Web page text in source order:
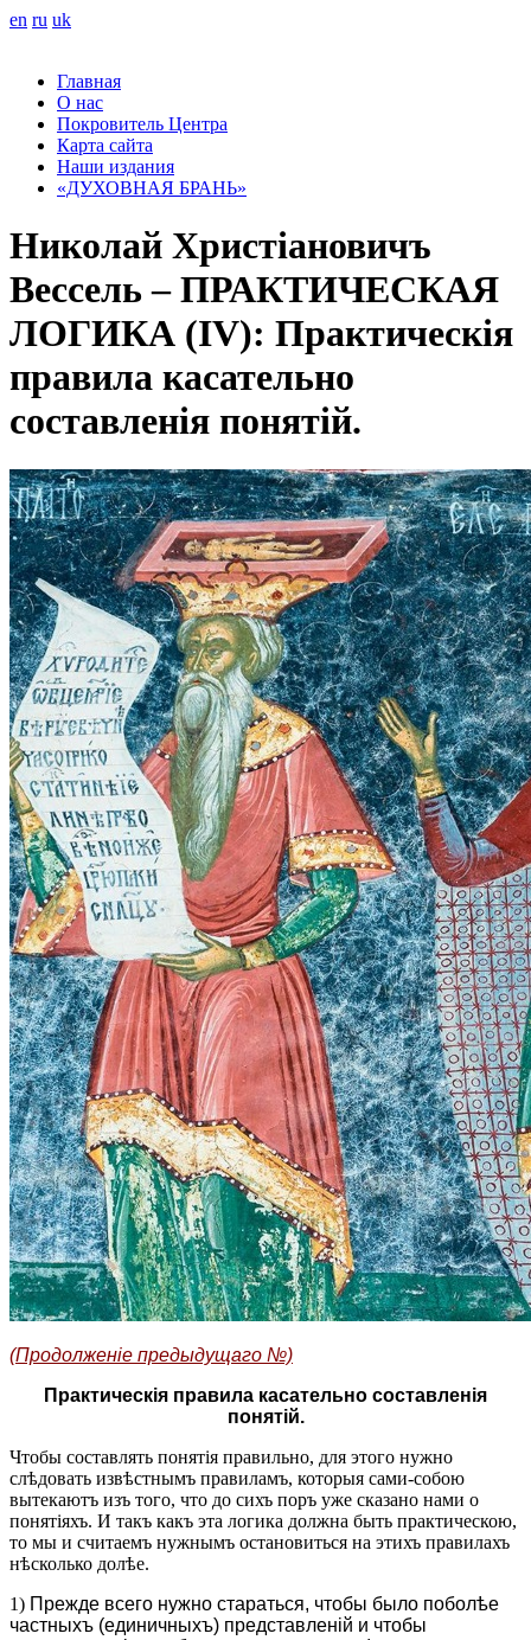
en ru uk
Главная
О нас
Покровитель Центра
Карта сайта
Наши издания
«ДУХОВНАЯ БРАНЬ»
Николай Христіановичъ
Вессель – ПРАКТИЧЕСКАЯ
ЛОГИКА (IV): Практическія
правила касательно
составленія понятій.
(Продолженіе предыдущаго №)
Практическія правила касательно составленія
понятій.
Чтобы составлять понятія правильно, для этого нужно
слѣдовать извѣстнымъ правиламъ, которыя сами-собою
вытекаютъ изъ того, что до сихъ поръ уже сказано нами о
понятіяхъ. И такъ какъ эта логика должна быть практическою,
то мы и считаемъ нужнымъ остановиться на этихъ правилахъ
нѣсколько долѣе.
1) Прежде всего нужно стараться, чтобы было поболѣе
частныхъ (единичныхъ) представленій и чтобы